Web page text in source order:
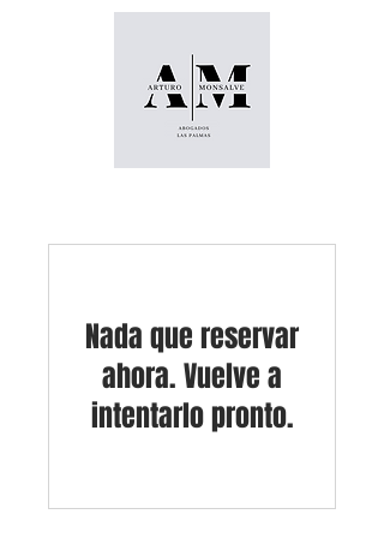
Las Palmas
Nada que reservar
ahora. Vuelve a
intentarlo pronto.